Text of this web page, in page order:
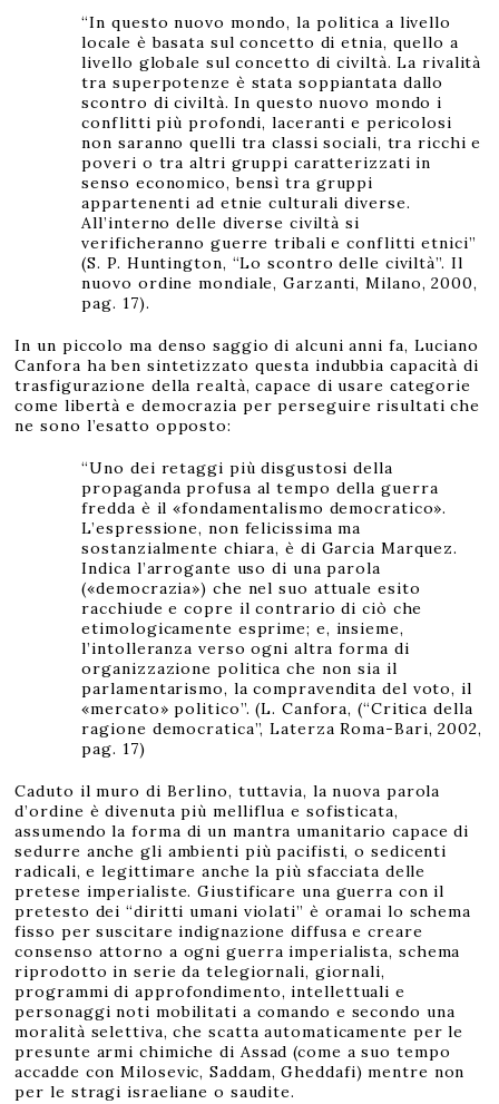
“In questo nuovo mondo, la politica a livello
locale è basata sul concetto di etnia, quello a
livello globale sul concetto di civiltà. La rivalità
tra superpotenze è stata soppiantata dallo
scontro di civiltà. In questo nuovo mondo i
conflitti più profondi, laceranti e pericolosi
non saranno quelli tra classi sociali, tra ricchi e
poveri o tra altri gruppi caratterizzati in
senso economico, bensì tra gruppi
appartenenti ad etnie culturali diverse.
All’interno delle diverse civiltà si
verificheranno guerre tribali e conflitti etnici”
(S. P. Huntington, “Lo scontro delle civiltà”. Il
nuovo ordine mondiale, Garzanti, Milano, 2000,
pag. 17).
In un piccolo ma denso saggio di alcuni anni fa, Luciano
Canfora ha ben sintetizzato questa indubbia capacità di
trasfigurazione della realtà, capace di usare categorie
come libertà e democrazia per perseguire risultati che
ne sono l’esatto opposto:
“Uno dei retaggi più disgustosi della
propaganda profusa al tempo della guerra
fredda è il «fondamentalismo democratico».
L’espressione, non felicissima ma
sostanzialmente chiara, è di Garcia Marquez.
Indica l’arrogante uso di una parola
(«democrazia») che nel suo attuale esito
racchiude e copre il contrario di ciò che
etimologicamente esprime; e, insieme,
l’intolleranza verso ogni altra forma di
organizzazione politica che non sia il
parlamentarismo, la compravendita del voto, il
«mercato» politico”. (L. Canfora, (“Critica della
ragione democratica”, Laterza Roma-Bari, 2002,
pag. 17)
Caduto il muro di Berlino, tuttavia, la nuova parola
d’ordine è divenuta più melliflua e sofisticata,
assumendo la forma di un mantra umanitario capace di
sedurre anche gli ambienti più pacifisti, o sedicenti
radicali, e legittimare anche la più sfacciata delle
pretese imperialiste. Giustificare una guerra con il
pretesto dei “diritti umani violati” è oramai lo schema
fisso per suscitare indignazione diffusa e creare
consenso attorno a ogni guerra imperialista, schema
riprodotto in serie da telegiornali, giornali,
programmi di approfondimento, intellettuali e
personaggi noti mobilitati a comando e secondo una
moralità selettiva, che scatta automaticamente per le
presunte armi chimiche di Assad (come a suo tempo
accadde con Milosevic, Saddam, Gheddafi) mentre non
per le stragi israeliane o saudite.